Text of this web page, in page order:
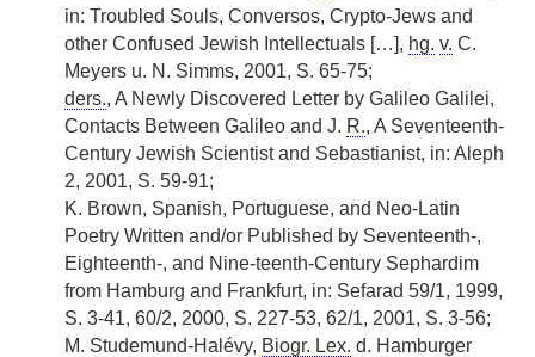
in: Troubled Souls, Conversos, Crypto-Jews and
other Confused Jewish Intellectuals […], hg. v. C.
Meyers u. N. Simms, 2001, S. 65-75;
ders., A Newly Discovered Letter by Galileo Galilei,
Contacts Between Galileo and J. R., A Seventeenth-
Century Jewish Scientist and Sebastianist, in: Aleph
2, 2001, S. 59-91;
K. Brown, Spanish, Portuguese, and Neo-Latin
Poetry Written and/or Published by Seventeenth-,
Eighteenth-, and Nine-teenth-Century Sephardim
from Hamburg and Frankfurt, in: Sefarad 59/1, 1999,
S. 3-41, 60/2, 2000, S. 227-53, 62/1, 2001, S. 3-56;
M. Studemund-Halévy, Biogr. Lex. d. Hamburger